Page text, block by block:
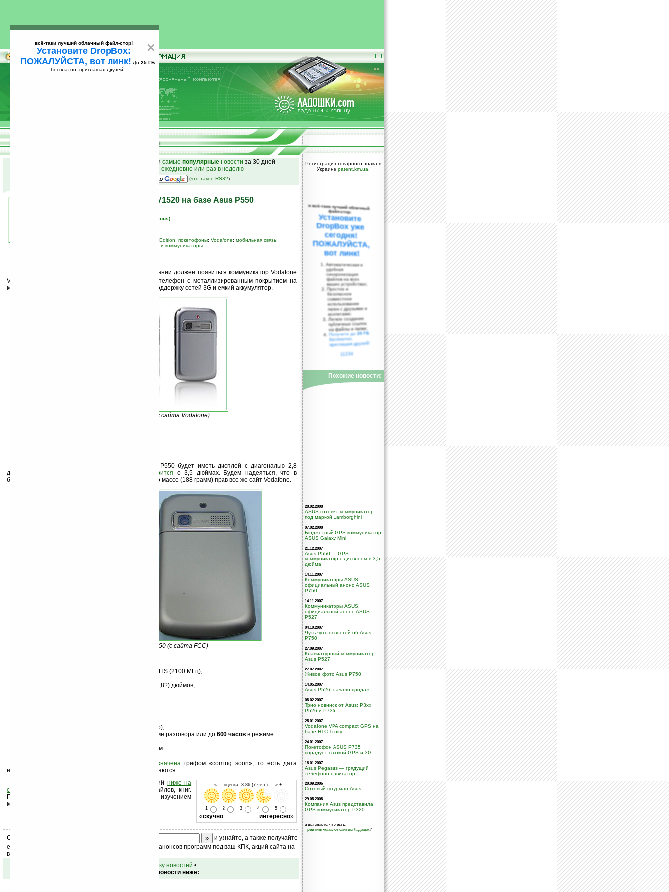
25
и самые популярные новости за 30 дней
на email ежедневно или раз в неделю
(что такое RSS?)
Коммуникатор Vodafone V1520 на базе Asus P550
Вячеслав Черников (devious)
Pocket PC Phone Edition, покетофоны; Vodafone; мобильная связь;
смартфоны и коммуникаторы
ближайшее время в магазинах Великобритании должен появиться коммуникатор Vodafone
V1520, основанный на
. Этот стильный телефон с металлизированным покрытием на
корпусе получит быстрый процессор, GPS-модуль, поддержку сетей 3G и емкий аккумулятор.
Изображение V1520 (с сайта Vodafone)
Единственное, ранее сообщалось, что Asus P550 будет иметь дисплей с диагональю 2,8
дюймов, в то время как на сайте Vodafone
говорится о 3,5 дюймах. Будем надеяться, что в
ближайшее время ситуация прояснится, хотя судя по массе (188 грамм) прав все же сайт Vodafone.
Изображение Asus P550 (с сайта FCC)
работа в сетях GSM (900/1800/1900 МГц) и UMTS (2100 МГц);
сенсорный QVGA-дисплей с диагональю 3,5 (2,8?) дюймов;
слот miniSD (или microSD, пока не определено);
в режиме разговора или до 600 часов в режиме
размер — 121x170x16,5 мм, масса — 188 грамм.
обозначенагрифом «coming soon», то есть дата
начала продаж и цена коммуникатора пока не сообщаются.
- « оценка: 3.86 (7 чел.) » +
1 2 3 4 5
«скучно интересно»
Оцените новость и оставьте свой комментарий ниже на
странице
на рассылку новостей, файлов, книг.
Поддержите Ладошки своей посещаемостью, изучением
коммерческой информации, ссылками.
Скоро
и узнайте, а также получайте
ежедневный или еженедельный дайджест новостей, анонсов программ под ваш КПК, акций сайта на
ваш почтовый ящик.
вернуться к списку новостей •
Обсуждение этой новости ниже:
Регистрация товарного знака в
Украине patent.km.ua
×
всё-таки лучший облачный файл-стор!
Установите DropBox:
ПОЖАЛУЙСТА, вот линк! До 25 ГБ
бесплатно, приглашая друзей!
и всё-таки лучший облачный
файл-стор:
Установите
DropBox уже
сегодня!
ПОЖАЛУЙСТА,
вот линк!
Автоматическая и
удобная
синхронизация
файлов на всех
ваших устройствах;
Простое и
безопасное
совместное
использование
папок с друзьями и
коллегами;
Легкое создание
публичных ссылок
на файлы и папки;
Получите до25 ГБ
бесплатно,
приглашая друзей!
11234
Похожие новости:
28.02.2008
ASUS готовит коммуникатор
под маркой Lamborghini
07.02.2008
Бюджетный GPS-коммуникатор
ASUS Galaxy Mini
21.12.2007
Asus P550 — GPS-
коммуникатор с дисплеем в 3,5
дюйма
14.11.2007
Коммуникаторы ASUS:
официальный анонс ASUS
P750
14.11.2007
Коммуникаторы ASUS:
официальный анонс ASUS
P527
04.10.2007
Чуть-чуть новостей об Asus
P750
27.09.2007
Клавиатурный коммуникатор
Asus P527
27.07.2007
Живое фото Asus P750
14.05.2007
Asus P526, начало продаж
08.02.2007
Трио новинок от Asus: P3xx,
P526 и P735
25.01.2007
Vodafone VPA compact GPS на
базе HTC Trinity
24.01.2007
Покетофон ASUS P735
порадует связкой GPS и 3G
18.01.2007
Asus Pegasus — грядущий
телефоно-навигатор
20.09.2006
Сотовый штурман Asus
29.05.2008
Компания Asus представила
GPS-коммуникатор P320
а вы знаете, что есть:
- рейтинг-каталог сайтов Ладошек?